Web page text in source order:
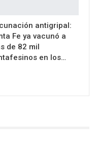
antigripal:
Fe ya vacunó a
de 82 mil
en los…